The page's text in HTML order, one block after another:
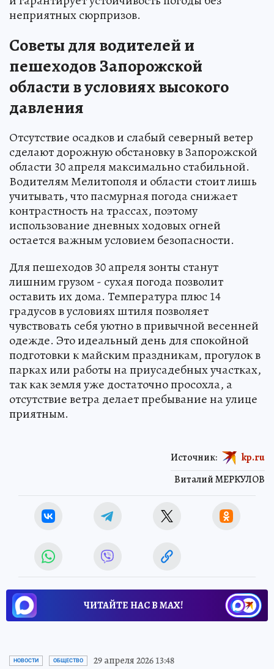
неприятных сюрпризов.
Советы для водителей и
пешеходов Запорожской
области в условиях высокого
давления
Отсутствие осадков и слабый северный ветер
сделают дорожную обстановку в Запорожской
области 30 апреля максимально стабильной.
Водителям Мелитополя и области стоит лишь
учитывать, что пасмурная погода снижает
контрастность на трассах, поэтому
использование дневных ходовых огней
остается важным условием безопасности.
Для пешеходов 30 апреля зонты станут
лишним грузом - сухая погода позволит
оставить их дома. Температура плюс 14
градусов в условиях штиля позволяет
чувствовать себя уютно в привычной весенней
одежде. Это идеальный день для спокойной
подготовки к майским праздникам, прогулок в
парках или работы на приусадебных участках,
так как земля уже достаточно просохла, а
отсутствие ветра делает пребывание на улице
приятным.
Виталий МЕРКУЛОВ
Источник: kp.ru
ЧИТАЙТЕ НАС В МАХ!
НОВОСТИ ОБЩЕСТВО 29 апреля 2026 13:48